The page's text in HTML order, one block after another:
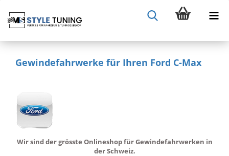
Gewindefahrwerke für Ihren Ford C-Max
Wir sind der grösste Onlineshop für Gewindefahrwerken in
der Schweiz.